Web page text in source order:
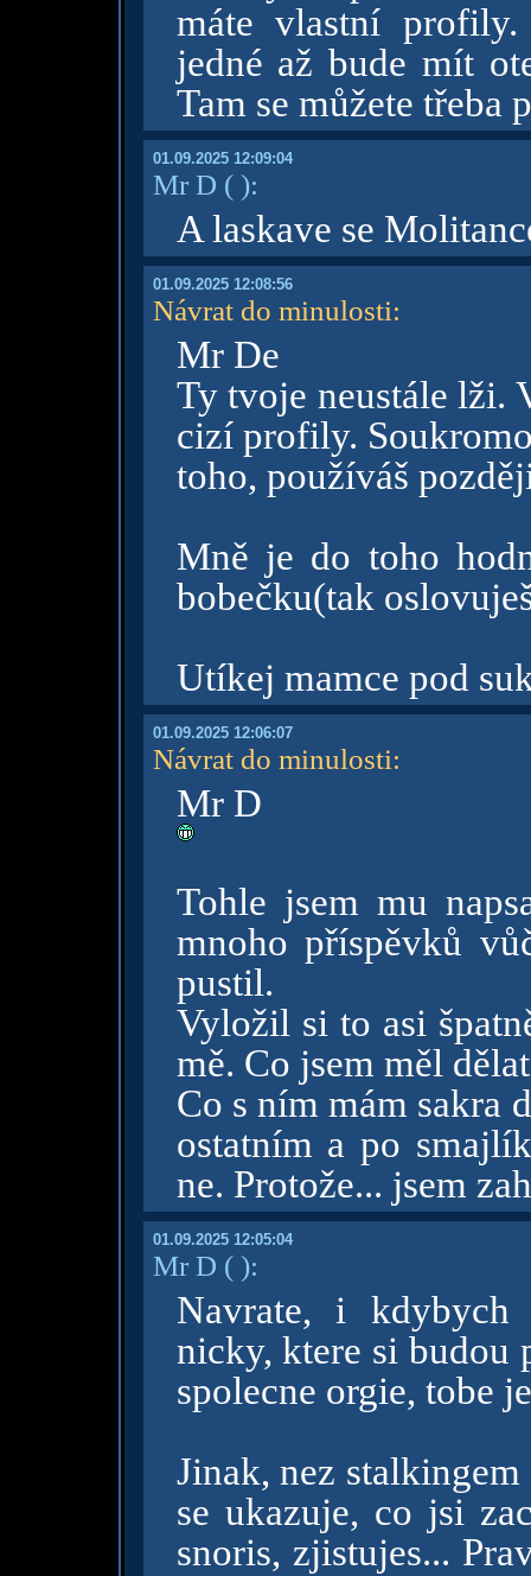
máte vlastní
jedné až bude mít
Tam se můžete třeba
01.09.2025 12:09:04
Mr D ( ):
A laskave se
01.09.2025 12:08:56
Návrat do minulosti:
Mr De
Ty tvoje neustále lži.
cizí profily.
toho, používáš
Mně je do toho
bobečku(tak
Utíkej mamce pod
01.09.2025 12:06:07
Návrat do minulosti:
Mr D
Tohle jsem mu
mnoho příspěvků
pustil.
Vyložil si to asi
mě. Co jsem měl
Co s ním mám sakra
ostatním a po
ne. Protože... jsem
01.09.2025 12:05:04
Mr D ( ):
Navrate, i kdybych
nicky, ktere si budou
spolecne orgie, tobe
Jinak, nez
se ukazuje, co jsi
snoris, zjistujes...